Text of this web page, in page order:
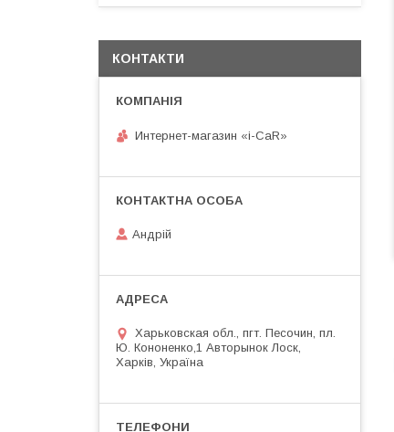
КОНТАКТИ
Интернет-магазин «i-CaR»
Андрiй
Харьковская обл., пгт. Песочин, пл.
Ю. Кононенко,1 Авторынок Лоск,
Харків, Україна